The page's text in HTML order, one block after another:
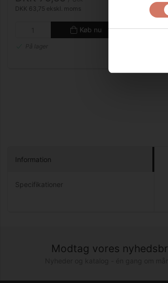
DKK 63,75 ekskl. moms
Køb nu
Information
Specifikationer
Modtag vores